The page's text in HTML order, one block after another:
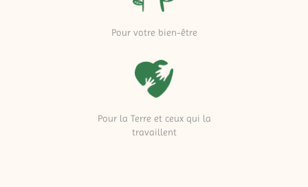
Pour votre bien-être
Pour la Terre et ceux qui la
travaillent